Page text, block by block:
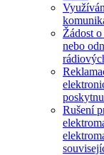
Žádost
nebo
Rušení